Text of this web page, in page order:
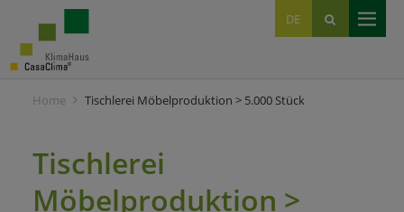
DE
IT
EN
Home Tischlerei Möbelproduktion > 5.000 Stück
Tischlerei
Möbelproduktion >